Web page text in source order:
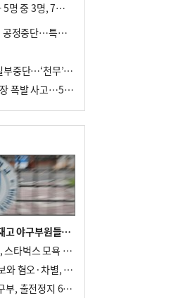
한화에어로 폭발사고 희생자 5명 중 3명, 7일 영면
한화에어로스페이스, 4·5일 공정중단…특별 안전점검
한화에어로 대전공장 생산 일부중단…‘천무’ 수출 비상
한화에어로스페이스 대전공장 폭발 사고…5명 사망·2명 부상(종합)
"스타벅스 가야지" 응원 배재고 야구부원들, 학교서 징계 처분
‘탱크데이’ 다시 불지핀 경찰, 스타벅스 모욕 혐의 압수수색
차정인 국교위원장 “허위정보와 혐오·차별, 학교 교실까지 유입"
‘5·18 폄훼 응원’ 배재고 야구부, 출전정지 6개월→1개월 감경